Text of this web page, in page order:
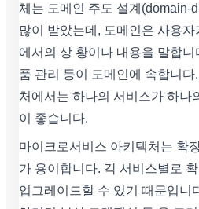
체는 도메인 주도 설계(domain-
많이 받았는데, 도메인은 사용
에서의 상 황이나 내용을 말합
품 관리 등이 도메인에 속합니
처에서는 하나의 서비스가 하나
이 좋습니다.
마이크로서비스 아키텍처는 확
가 용이합니다. 각 서비스별로
업그레이드할 수 있기 때문입니